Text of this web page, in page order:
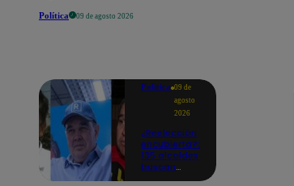
Política 09 de agosto 2026
Política 09 de
agosto
2026
¿Reelección
encubierta?:
135 alcaldes
buscan